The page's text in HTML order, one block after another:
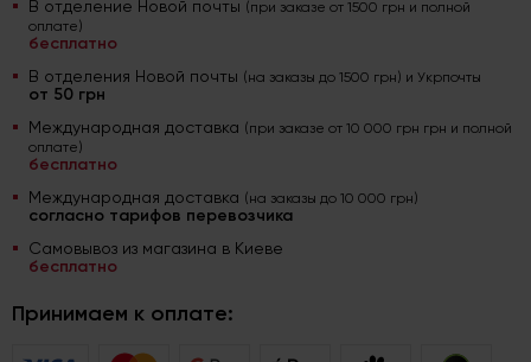
В отделение Новой почты (при заказе от 1500 грн и полной
оплате)
бесплатно
В отделения Новой почты (на заказы до 1500 грн) и Укрпочты
от 50 грн
Международная доставка (при заказе от 10 000 грн грн и полной
оплате)
бесплатно
Международная доставка (на заказы до 10 000 грн)
согласно тарифов перевозчика
Самовывоз из магазина в Киеве
бесплатно
Принимаем к оплате: